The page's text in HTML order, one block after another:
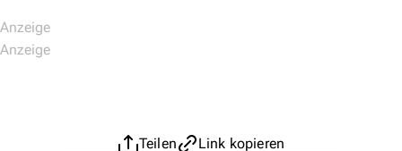
Teilen
Link kopieren